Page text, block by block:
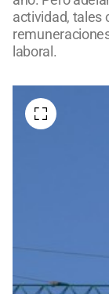
actividad, tales
laboral.